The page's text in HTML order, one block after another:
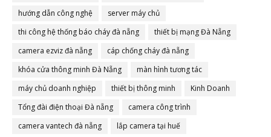
hướng dẫn công nghệ
server máy chủ
thi công hệ thống báo cháy đà nẵng
thiết bị mạng Đà Nẵng
camera ezviz đà nẵng
cáp chống cháy đà nẵng
khóa cửa thông minh Đà Nẵng
màn hình tương tác
máy chủ doanh nghiệp
thiết bị thông minh
Kinh Doanh
Tổng đài điện thoại Đà nẵng
camera công trình
camera vantech đà nẵng
lắp camera tại huế